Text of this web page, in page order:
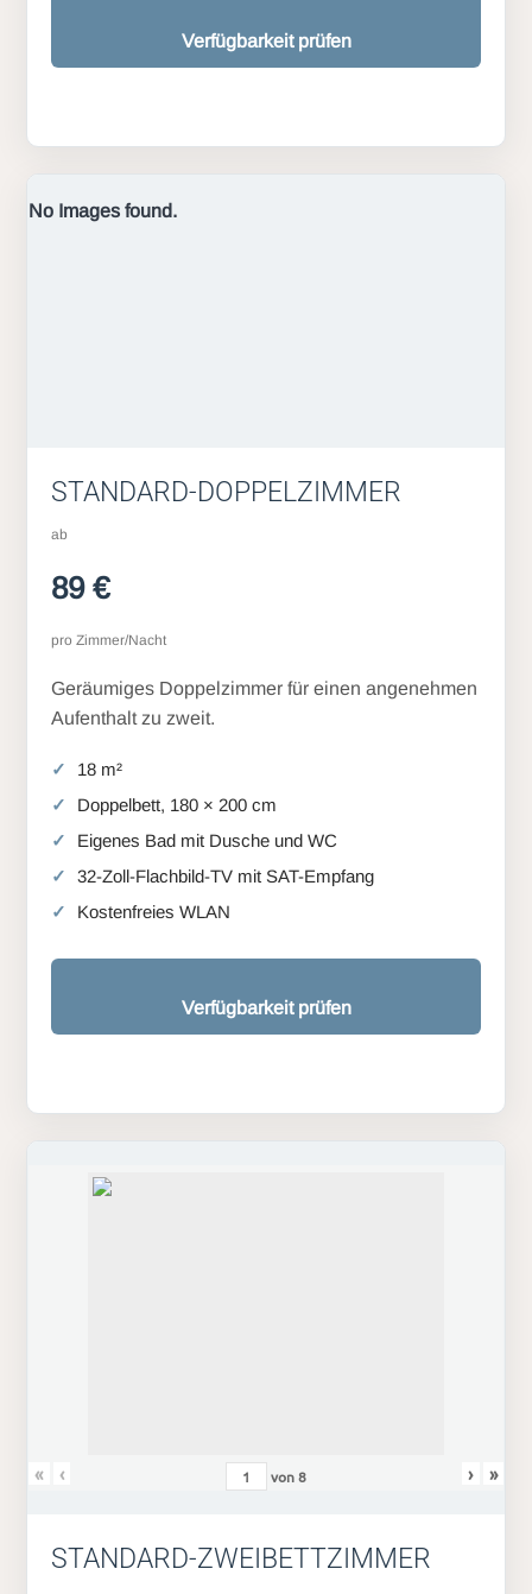
Verfügbarkeit prüfen
No Images found.
STANDARD-DOPPELZIMMER
ab
89 €
pro Zimmer/Nacht
Geräumiges Doppelzimmer für einen angenehmen
Aufenthalt zu zweit.
18 m²
Doppelbett, 180 × 200 cm
Eigenes Bad mit Dusche und WC
32-Zoll-Flachbild-TV mit SAT-Empfang
Kostenfreies WLAN
Verfügbarkeit prüfen
« ‹ von8 › »
STANDARD-ZWEIBETTZIMMER